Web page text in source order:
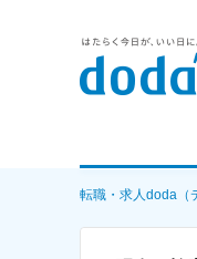
詳細条件か
転職・求人doda（